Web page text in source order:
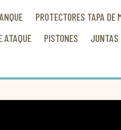
PROTECTORES TAPA DE
ATAQUE PISTONES JUNTAS